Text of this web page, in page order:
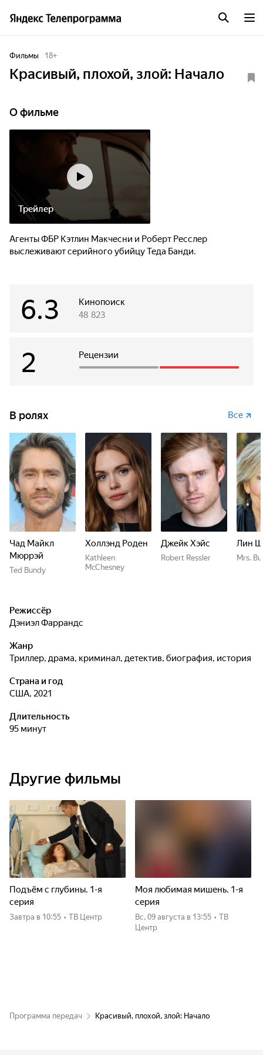
Фильмы 18+
Красивый, плохой, злой: Начало
О фильме
Трейлер
Агенты ФБР Кэтлин Макчесни и Роберт Ресслер
выслеживают серийного убийцу Теда Банди.
Кинопоиск
6.3 48 823
Рецензии
2
В ролях Все
Чад Майкл
Мюррэй
Ted Bundy
Холлэнд Роден
Kathleen
McChesney
Джейк Хэйс
Robert Ressler
Лин
Mrs.
Режиссёр
Дэниэл Фаррандс
Жанр
триллер, драма, криминал, детектив, биография, история
Страна и год
США, 2021
Длительность
95 минут
Другие фильмы
Подъём с глубины. 1-я
серия
Завтра в 10:55 • ТВ Центр
Моя любимая мишень. 1-я
серия
вс, 09 августа в 13:55 • ТВ
Центр
Программа передач Красивый, плохой, злой: Начало